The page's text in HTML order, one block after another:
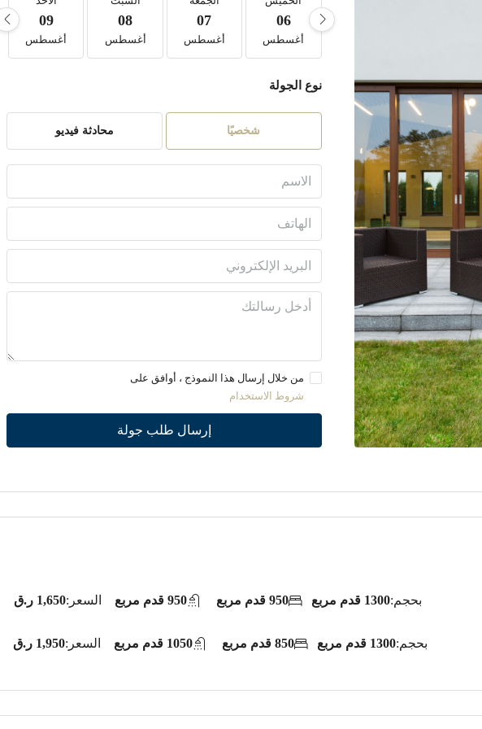
06
أغسطس
07
أغسطس
08
أغسطس
09
أغسطس
نوع الجولة
شخصيًا محادثة فيديو
من خلال إرسال هذا النموذج ، أوافق على
شروط الاستخدام
إرسال طلب جولة
بحجم:1300 قدم مربع 950 قدم مربع 950 قدم مربع السعر:1,650 ر.ق
بحجم:1300 قدم مربع 850 قدم مربع 1050 قدم مربع السعر:1,950 ر.ق